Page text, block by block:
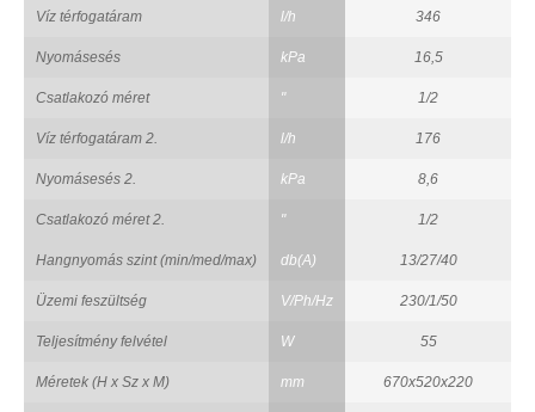
Víz térfogatáram l/h 346
Nyomásesés kPa 16,5
Csatlakozó méret " 1/2
Víz térfogatáram 2. l/h 176
Nyomásesés 2. kPa 8,6
Csatlakozó méret 2. " 1/2
Hangnyomás szint (min/med/max) db(A) 13/27/40
Üzemi feszültség V/Ph/Hz 230/1/50
Teljesítmény felvétel W 55
Méretek (H x Sz x M) mm 670x520x220